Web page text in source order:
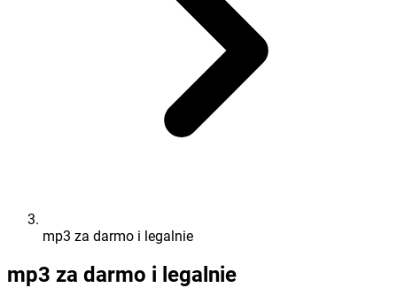
mp3 za darmo i legalnie
mp3 za darmo i legalnie